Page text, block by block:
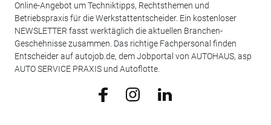
Online-Angebot um Techniktipps, Rechtsthemen und
Betriebspraxis für die Werkstattentscheider. Ein kostenloser
NEWSLETTER fasst werktäglich die aktuellen Branchen-
Geschehnisse zusammen. Das richtige Fachpersonal finden
Entscheider auf autojob.de, dem Jobportal von AUTOHAUS, asp
AUTO SERVICE PRAXIS und Autoflotte.